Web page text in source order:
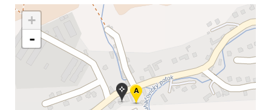
+
-